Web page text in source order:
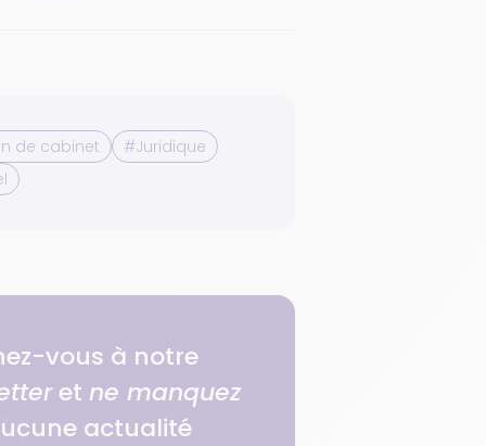
de cabinet
#Juridique
vous à notre
et ne manquez
actualité